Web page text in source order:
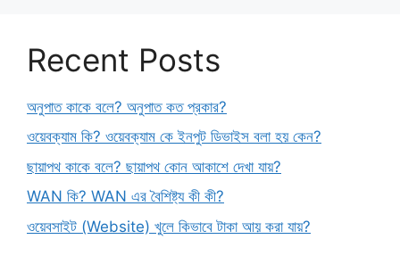
Recent Posts
অনুপাত কাকে বলে? অনুপাত কত প্রকার?
ওয়েবক্যাম কি? ওয়েবক্যাম কে ইনপুট ডিভাইস বলা হয় কেন?
ছায়াপথ কাকে বলে? ছায়াপথ কোন আকাশে দেখা যায়?
WAN কি? WAN এর বৈশিষ্ট্য কী কী?
ওয়েবসাইট (Website) খুলে কিভাবে টাকা আয় করা যায়?